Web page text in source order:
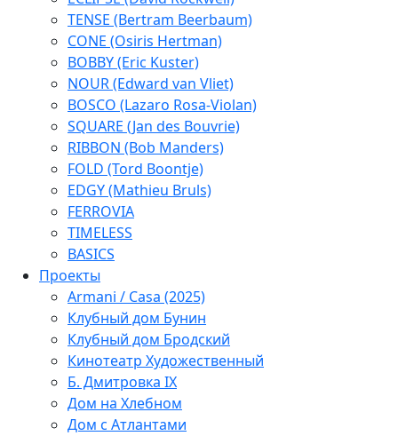
TENSE (Bertram Beerbaum)
CONE (Osiris Hertman)
BOBBY (Eric Kuster)
NOUR (Edward van Vliet)
BOSCO (Lazaro Rosa-Violan)
SQUARE (Jan des Bouvrie)
RIBBON (Bob Manders)
FOLD (Tord Boontje)
EDGY (Mathieu Bruls)
FERROVIA
TIMELESS
BASICS
Проекты
Armani / Casa (2025)
Клубный дом Бунин
Клубный дом Бродский
Кинотеатр Художественный
Б. Дмитровка IX
Дом на Хлебном
Дом с Атлантами